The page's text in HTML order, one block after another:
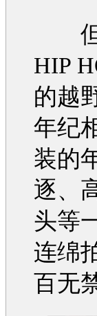
但
HIP
的越
年纪
装的
逐、
头等
连绵
百无